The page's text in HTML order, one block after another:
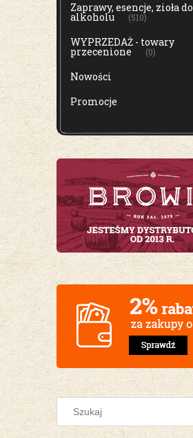
Zaprawy, esencje, zioła do
alkoholu (510)
WYPRZEDAŻ - towary
przecenione (0)
Nowości
Promocje